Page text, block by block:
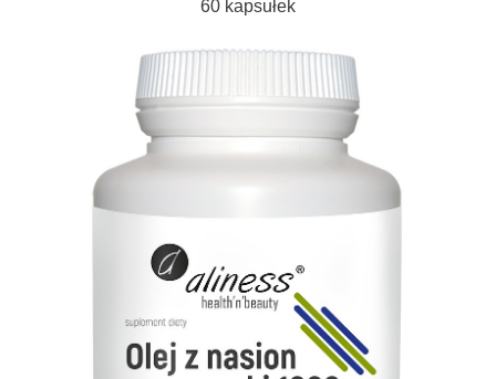
60 kapsułek